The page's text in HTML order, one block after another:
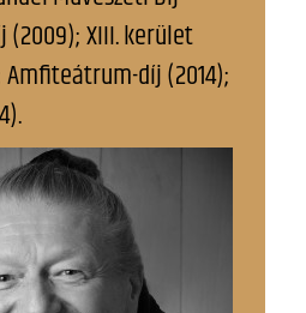
(2009); XIII. kerület
Amfiteátrum-díj (2014);